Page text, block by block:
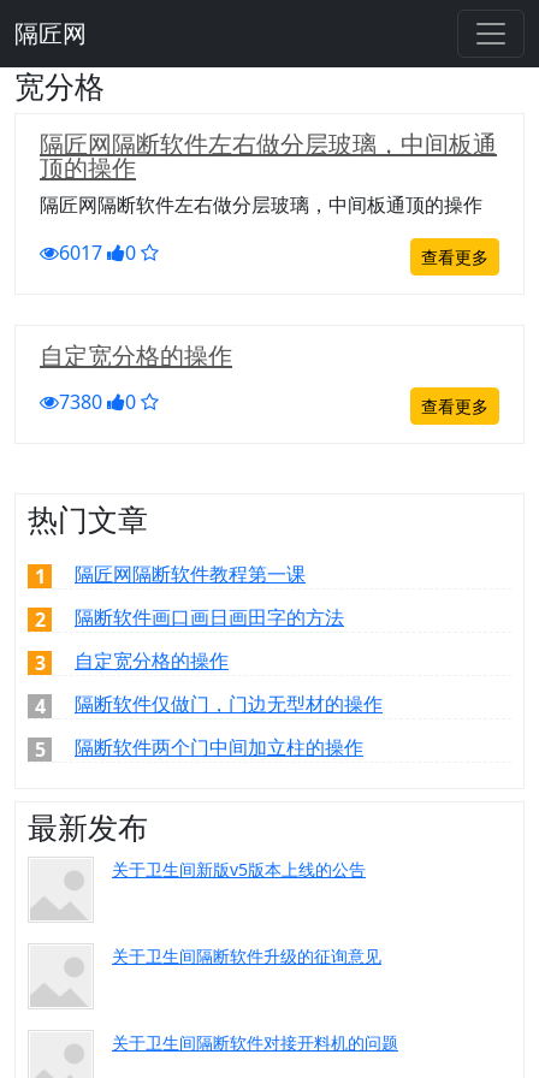
隔匠网
宽分格
隔匠网隔断软件左右做分层玻璃，中间板通
顶的操作
隔匠网隔断软件左右做分层玻璃，中间板通顶的操作
6017
0 查看更多
自定宽分格的操作
7380 0 查看更多
热门文章
1
隔匠网隔断软件教程第一课
2
隔断软件画口画日画田字的方法
3
自定宽分格的操作
4
隔断软件仅做门，门边无型材的操作
5
隔断软件两个门中间加立柱的操作
最新发布
关于卫生间新版v5版本上线的公告
关于卫生间隔断软件升级的征询意见
关于卫生间隔断软件对接开料机的问题